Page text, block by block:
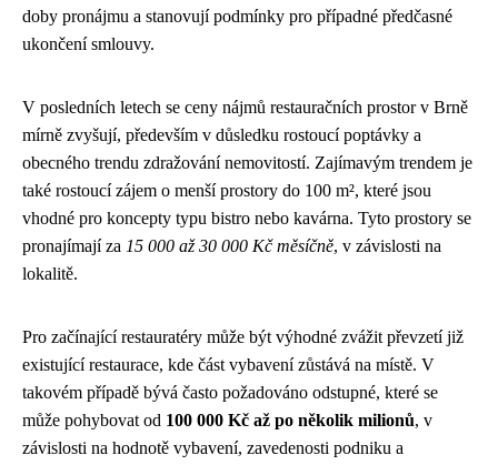
doby pronájmu a stanovují podmínky pro případné předčasné
ukončení smlouvy.
V posledních letech se ceny nájmů restauračních prostor v Brně
mírně zvyšují, především v důsledku rostoucí poptávky a
obecného trendu zdražování nemovitostí. Zajímavým trendem je
také rostoucí zájem o menší prostory do 100 m², které jsou
vhodné pro koncepty typu bistro nebo kavárna. Tyto prostory se
pronajímají za 15 000 až 30 000 Kč měsíčně, v závislosti na
lokalitě.
Pro začínající restauratéry může být výhodné zvážit převzetí již
existující restaurace, kde část vybavení zůstává na místě. V
takovém případě bývá často požadováno odstupné, které se
může pohybovat od 100 000 Kč až po několik milionů, v
závislosti na hodnotě vybavení, zavedenosti podniku a